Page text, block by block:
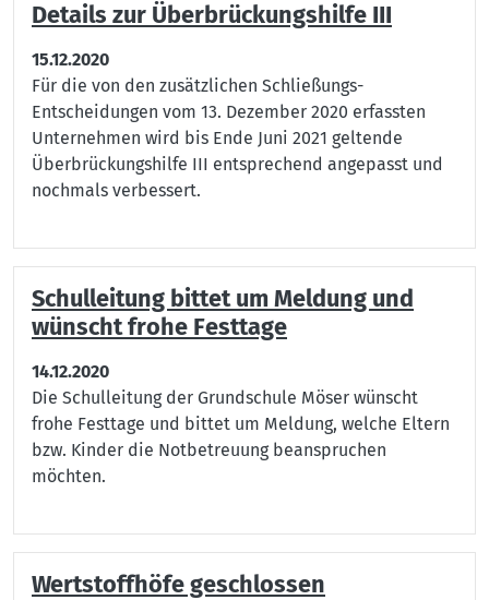
Details zur Überbrückungshilfe III
15.12.2020
Für die von den zusätzlichen Schließungs-
Entscheidungen vom 13. Dezember 2020 erfassten
Unternehmen wird bis Ende Juni 2021 geltende
Überbrückungshilfe III entsprechend angepasst und
nochmals verbessert.
Schulleitung bittet um Meldung und
wünscht frohe Festtage
14.12.2020
Die Schulleitung der Grundschule Möser wünscht
frohe Festtage und bittet um Meldung, welche Eltern
bzw. Kinder die Notbetreuung beanspruchen
möchten.
Wertstoffhöfe geschlossen